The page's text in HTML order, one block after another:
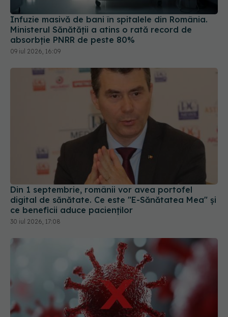
Infuzie masivă de bani în spitalele din România.
Ministerul Sănătății a atins o rată record de
absorbție PNRR de peste 80%
09 iul 2026, 16:09
Din 1 septembrie, românii vor avea portofel
digital de sănătate. Ce este "E-Sănătatea Mea" și
ce beneficii aduce pacienților
30 iul 2026, 17:08